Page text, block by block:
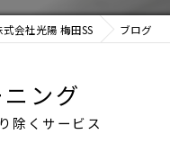
会社光陽 梅田SS ブログ
ング
除くサービス